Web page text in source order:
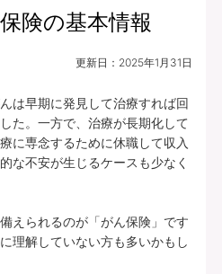
保険期間
プランの中身を見る
れたとき、複数種類の
れお支払いします（そ
、初回のお支払金額を
することができます。
険の基本情報
更新日： 2025年1月31日
は早期に発見して治療すれば回
た。一方で、治療が長期化して
に専念するために休職して収入
な不安が生じるケースも少なく
えられるのが「がん保険」です
理解していない方も多いかもし